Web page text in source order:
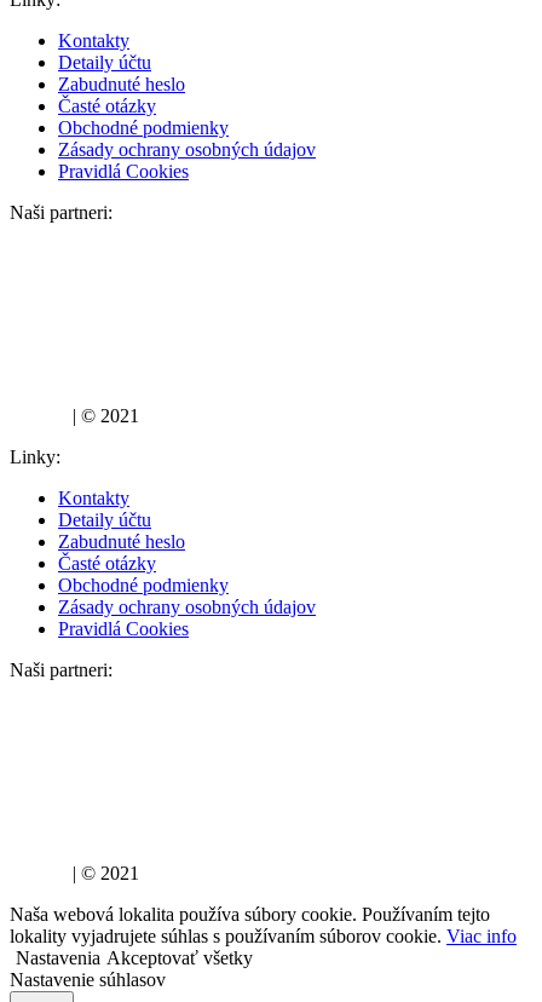
Kontakty
Detaily účtu
Zabudnuté heslo
Časté otázky
Obchodné podmienky
Zásady ochrany osobných údajov
Pravidlá Cookies
Naši partneri:
| © 2021
Linky:
Kontakty
Detaily účtu
Zabudnuté heslo
Časté otázky
Obchodné podmienky
Zásady ochrany osobných údajov
Pravidlá Cookies
Naši partneri:
| © 2021
Naša webová lokalita používa súbory cookie. Používaním tejto
lokality vyjadrujete súhlas s používaním súborov cookie. Viac info
Nastavenia Akceptovať všetky
Nastavenie súhlasov